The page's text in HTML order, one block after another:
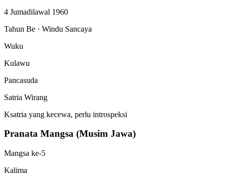
4 Jumadilawal 1960
Tahun Be · Windu Sancaya
Wuku
Kulawu
Pancasuda
Satria Wirang
Ksatria yang kecewa, perlu introspeksi
Pranata Mangsa (Musim Jawa)
Mangsa ke-5
Kalima